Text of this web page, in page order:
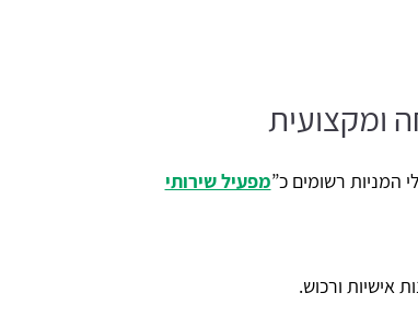
ומקצועית
המניות רשומים כ”מפעיל שירותי
אישיות ורכוש.